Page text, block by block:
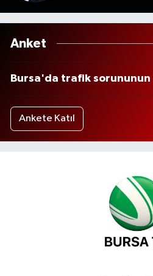
Anket
Bursa'da trafik sorununun
Ankete Katıl